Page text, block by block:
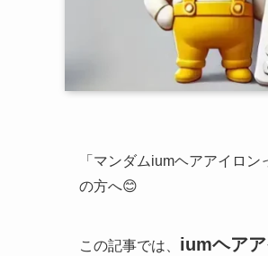
「マンダムiumヘアアイロ
の方へ😊
この記事では、 iumヘア